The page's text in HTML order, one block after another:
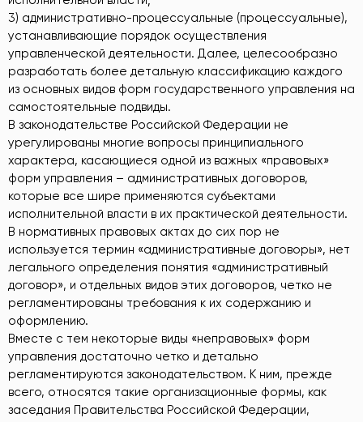
3) административно-процессуальные (процессуальные),
устанавливающие порядок осуществления
управленческой деятельности. Далее, целесообразно
разработать более детальную классификацию каждого
из основных видов форм государственного управления на
самостоятельные подвиды.
В законодательстве Российской Федерации не
урегулированы многие вопросы принципиального
характера, касающиеся одной из важных «правовых»
форм управления – административных договоров,
которые все шире применяются субъектами
исполнительной власти в их практической деятельности.
В нормативных правовых актах до сих пор не
используется термин «административные договоры», нет
легального определения понятия «административный
договор», и отдельных видов этих договоров, четко не
регламентированы требования к их содержанию и
оформлению.
Вместе с тем некоторые виды «неправовых» форм
управления достаточно четко и детально
регламентируются законодательством. К ним, прежде
всего, относятся такие организационные формы, как
заседания Правительства Российской Федерации,